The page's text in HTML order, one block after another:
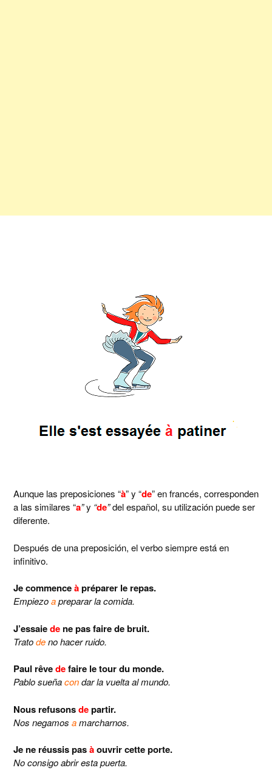
Aunque las preposiciones “à” y “de” en francés, corresponden
a las similares “a”y “de”del español, su utilización puede ser
diferente.
Después de una preposición, el verbo siempre está en
infinitivo.
Je commenceàpréparer le repas.
Empiezoapreparar la comida.
J’essaiede ne pas faire de bruit.
Tratodeno hacer ruido.
Paul rêvedefaire le tour du monde.
Pablo sueñacondar la vuelta al mundo.
Nous refusonsdepartir.
Nos negamos amarcharnos.
Je ne réussis pasàouvrir cette porte.
No consigo abrir esta puerta.